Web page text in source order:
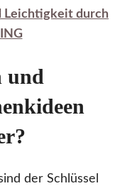
Leichtigkeit durch
und
der Schlüssel